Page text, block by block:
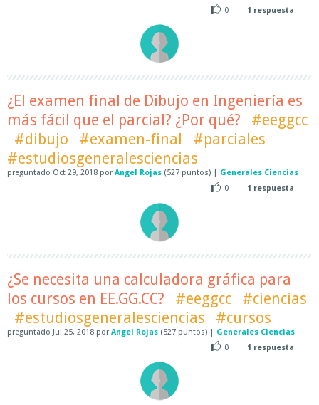
0
1 respuesta
¿El examen final de Dibujo en Ingeniería es
más fácil que el parcial? ¿Por qué?
#eeggcc
#dibujo
#examen-final
#parciales
#estudiosgeneralesciencias
preguntado Oct 29, 2018 por Angel Rojas (527 puntos) | Generales Ciencias
0
1 respuesta
¿Se necesita una calculadora gráfica para
los cursos en EE.GG.CC?
#eeggcc
#ciencias
#estudiosgeneralesciencias
#cursos
preguntado Jul 25, 2018 por Angel Rojas (527 puntos) | Generales Ciencias
0
1 respuesta